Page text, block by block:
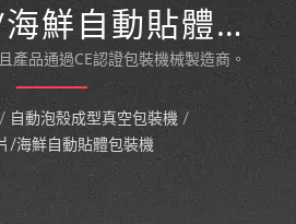
鮮自動貼體包
裝機
產品通過CE認證包裝機械製造商。
/ 自動泡殼成型真空包裝機 /
/海鮮自動貼體包裝機